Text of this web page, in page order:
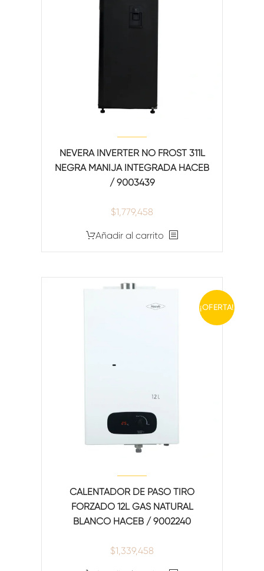
NEVERA INVERTER NO FROST 311L
NEGRA MANIJA INTEGRADA HACEB
/ 9003439
$1,779,458
Añadir al carrito
¡OFERTA!
CALENTADOR DE PASO TIRO
FORZADO 12L GAS NATURAL
BLANCO HACEB / 9002240
$1,339,458